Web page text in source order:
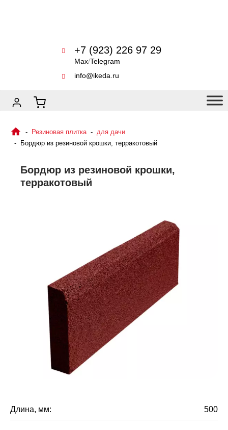
+7 (923) 226 97 29
Max/Telegram
info@ikeda.ru
Резиновая плитка
для дачи
Бордюр из резиновой крошки, терракотовый
Бордюр из резиновой крошки,
терракотовый
Длина, мм: 500